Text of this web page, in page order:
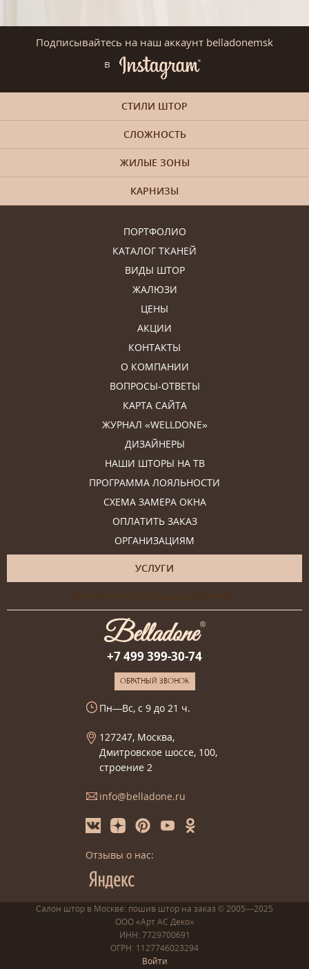
Подписывайтесь на наш аккаунт belladonemsk
в
ПОРТФОЛИО
КАТАЛОГ ТКАНЕЙ
ВИДЫ ШТОР
ЖАЛЮЗИ
ЦЕНЫ
АКЦИИ
КОНТАКТЫ
О КОМПАНИИ
ВОПРОСЫ-ОТВЕТЫ
КАРТА САЙТА
ЖУРНАЛ «WELLDONE»
ДИЗАЙНЕРЫ
НАШИ ШТОРЫ НА ТВ
ПРОГРАММА ЛОЯЛЬНОСТИ
СХЕМА ЗАМЕРА ОКНА
ОПЛАТИТЬ ЗАКАЗ
ОРГАНИЗАЦИЯМ
УСЛУГИ
Онлайн-консультация дизайнера
СТИЛИ ШТОР
СЛОЖНОСТЬ
ЖИЛЫЕ ЗОНЫ
КАРНИЗЫ
+7 499 399-30-74
ОБРАТНЫЙ ЗВОНОК
Пн—Вс, с 9 до 21 ч.
127247, Москва,
Дмитровское шоссе, 100,
строение 2
info@belladone.ru
Отзывы о нас:
Салон штор в Москве: пошив штор на заказ © 2005—2025
ООО «Арт АС Деко»
ИНН: 7729700691
ОГРН: 1127746023294
Войти